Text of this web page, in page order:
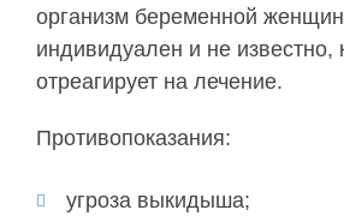
организм беременной
индивидуален и не известно,
отреагирует на лечение.
Противопоказания:
угроза выкидыша;